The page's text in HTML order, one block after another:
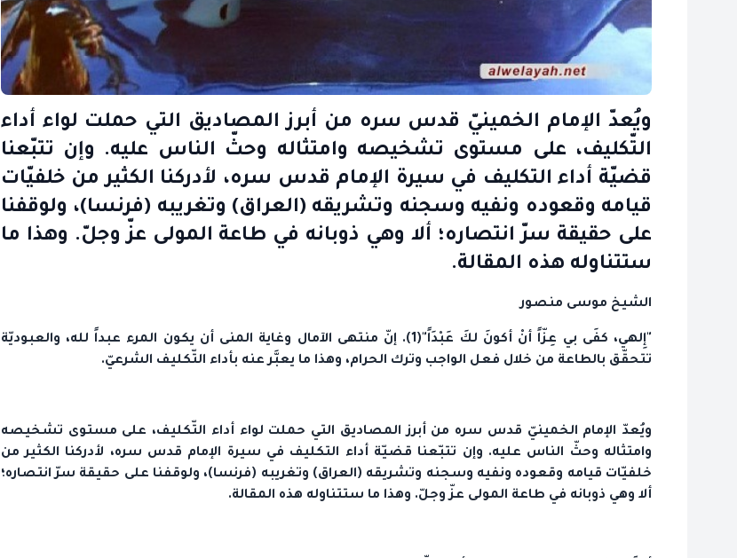
ويُعدّ الإمام الخمينيّ قدس سره من أبرز المصاديق التي حملت لواء أداء
التّكليف، على مستوى تشخيصه وامتثاله وحثّ الناس عليه. وإن تتبّعنا
قضيّة أداء التكليف في سيرة الإمام قدس سره، لأدركنا الكثير من خلفيّات
قيامه وقعوده ونفيه وسجنه وتشريقه (العراق) وتغريبه (فرنسا)، ولوقفنا
على حقيقة سرّ انتصاره؛ ألا وهي ذوبانه في طاعة المولى عزّ وجلّ. وهذا ما
ستتناوله هذه المقالة.
الشيخ موسى منصور
"إِلهي، كفَى بي عِزّاً أنْ أكونَ لكَ عَبْدَاً"(1). إنّ منتهى الآمال وغاية المنى أن يكون المرء عبداً لله، والعبوديّة
تتحقّق بالطاعة من خلال فعل الواجب وترك الحرام، وهذا ما يعبَّر عنه بأداء التّكليف الشرعيّ.
ويُعدّ الإمام الخمينيّ قدس سره من أبرز المصاديق التي حملت لواء أداء التّكليف، على مستوى تشخيصه
وامتثاله وحثّ الناس عليه. وإن تتبّعنا قضيّة أداء التكليف في سيرة الإمام قدس سره، لأدركنا الكثير من
خلفيّات قيامه وقعوده ونفيه وسجنه وتشريقه (العراق) وتغريبه (فرنسا)، ولوقفنا على حقيقة سرّ انتصاره؛
ألا وهي ذوبانه في طاعة المولى عزّ وجلّ. وهذا ما ستتناوله هذه المقالة.